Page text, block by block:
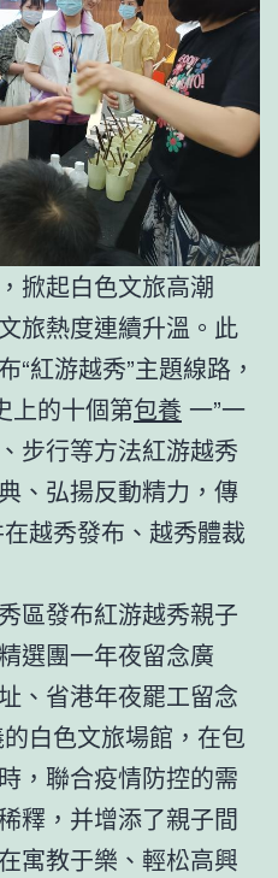
掀起白色文旅高潮
旅熱度連續升溫。此
“紅游越秀”主題線路，
上的十個第包養 一”一
步行等方法紅游越秀
、弘揚反動精力，傳
越秀發布、越秀體裁
區發布紅游越秀親子
選團一年夜留念廣
、省港年夜罷工留念
白色文旅場館，在包
，聯合疫情防控的需
釋，并增添了親子間
寓教于樂、輕松高興